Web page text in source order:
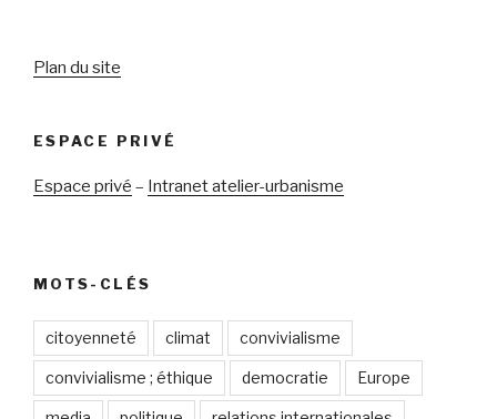
Plan du site
ESPACE PRIVÉ
Espace privé – Intranet atelier-urbanisme
MOTS-CLÉS
citoyenneté climat convivialisme
convivialisme ; éthique democratie Europe